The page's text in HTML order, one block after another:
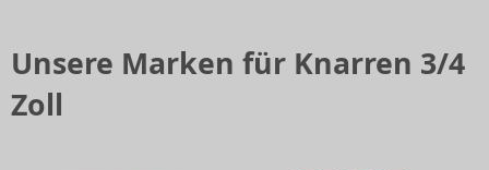
Unsere Marken für Knarren 3/4
Zoll